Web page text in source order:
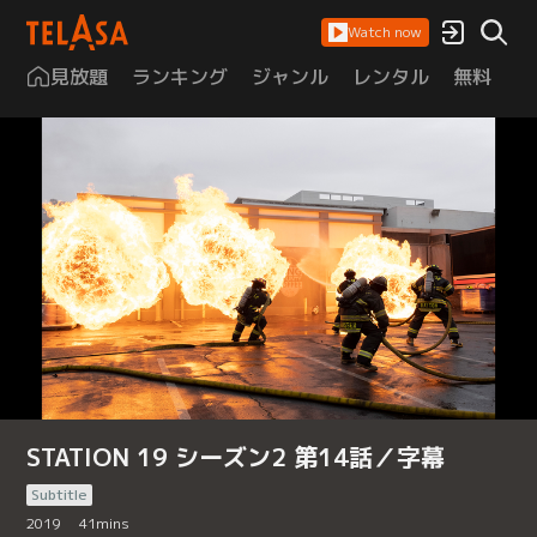
Watch now
見放題 ランキング ジャンル レンタル 無料
STATION 19 シーズン2 第14話／字幕
Subtitle
2019
41mins